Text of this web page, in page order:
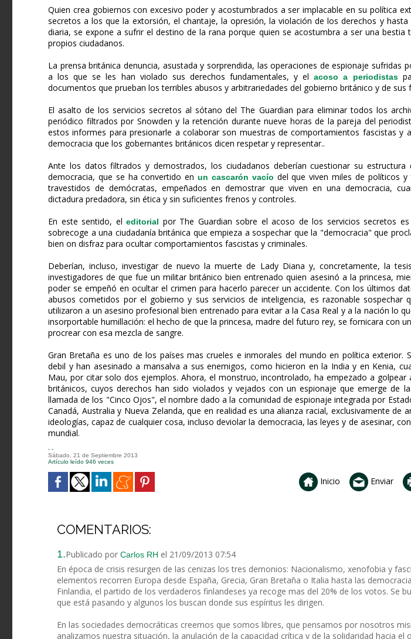
Quien crea gobiernos con excesivo poder y acostumbrados a ser implacable en su política
secretos a los que la extorsión, el chantaje, la opresión, la violación de los derechos y
diaria, se expone a sufrir el destino de la rana porque quien se acostumbra a ser una bestia
propios ciudadanos.
La prensa británica denuncia, asustada y sorprendida, las operaciones de espionaje sufridas
a los que se les han violado sus derechos fundamentales, y elacoso a periodistas
documentos que prueban los terribles abusos y arbitrariedades del gobierno británico y de sus
El asalto de los servicios secretos al sótano del The Guardian para eliminar todos los
periódico filtrados por Snowden y la retención durante nueve horas de la pareja del
estos informes para presionarle a colaborar son muestras de comportamientos fascistas y
democracia que los gobernantes británicos dicen respetar y representar..
Ante los datos filtrados y demostrados, los ciudadanos deberían cuestionar su estructura
democracia, que se ha convertido en un cascarón vacío del que viven miles de políticos
travestidos de demócratas, empeñados en demostrar que viven en una democracia,
dictadura predadora, sin ética y sin suficientes frenos y controles.
En este sentido, el editorial por The Guardian sobre el acoso de los servicios secretos
sobrecoge a una ciudadanía británica que empieza a sospechar que la "democracia" que
bien on disfraz para ocultar comportamientos fascistas y criminales.
Deberían, incluso, investigar de nuevo la muerte de Lady Diana y, concretamente, la
investigadores de que fue un militar británico bien entrenado quien asesinó a la princesa,
poder se empeñó en ocultar el crimen para hacerlo parecer un accidente. Con los últimos
abusos cometidos por el gobierno y sus servicios de inteligencia, es razonable sospechar
utilizaron a un asesino profesional bien entrenado para evitar a la Casa Real y a la nación lo
insorportable humillación: el hecho de que la princesa, madre del futuro rey, se fornicara con
procrear con esa mezcla de sangre.
Gran Bretaña es uno de los países mas crueles e inmorales del mundo en política exterior.
debil y han asesinado a mansalva a sus enemigos, como hicieron en la India y en Kenia,
Mau, por citar solo dos ejemplos. Ahora, el monstruo, incontrolado, ha empezado a golpear
británicos, cuyos derechos han sido violados y vejados con un espionaje que emerge de
llamada de los "Cinco Ojos", el nombre dado a la comunidad de espionaje integrada por
Canadá, Australia y Nueva Zelanda, que en realidad es una alianza racial, exclusivamente de
ideologías, capaz de cualquier cosa, incluso deviolar la democracia, las leyes y de asesinar,
mundial.
- -
Sábado, 21 de Septiembre 2013
Artículo leído 946 veces
Inicio Enviar
COMENTARIOS:
1.Publicado por Carlos RH el 21/09/2013 07:54
En época de crisis resurgen de las cenizas los tres demonios: Nacionalismo, xenofobia y
elementos recorren Europa desde España, Grecia, Gran Bretaña o Italia hasta las
Finlandia, el partido de los verdaderos finlandeses ya recoge mas del 20% de los votos. Se
que está pasando y algunos los buscan donde sus espíritus les dirigen.
En las sociedades democráticas creemos que somos libres, que pensamos por nosotros
analizamos nuestra situación, la anulación de la capacidad crítica y de la solidaridad hacia el